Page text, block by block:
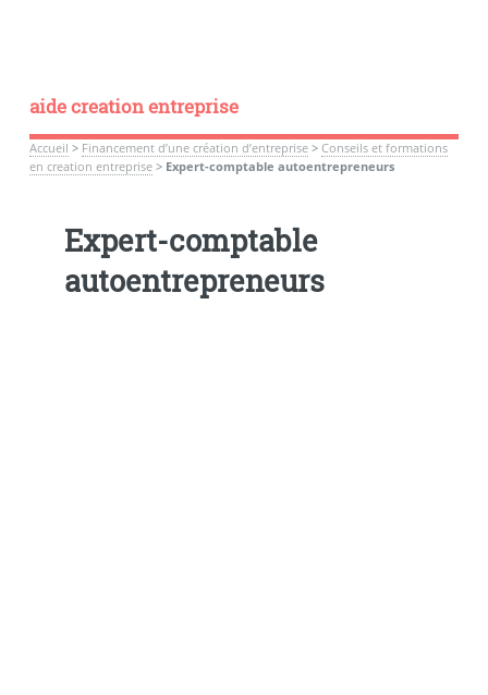
aide creation entreprise
Accueil > Financement d’une création d’entreprise> Conseils et formations
en creation entreprise> Expert-comptable autoentrepreneurs
Expert-comptable
autoentrepreneurs